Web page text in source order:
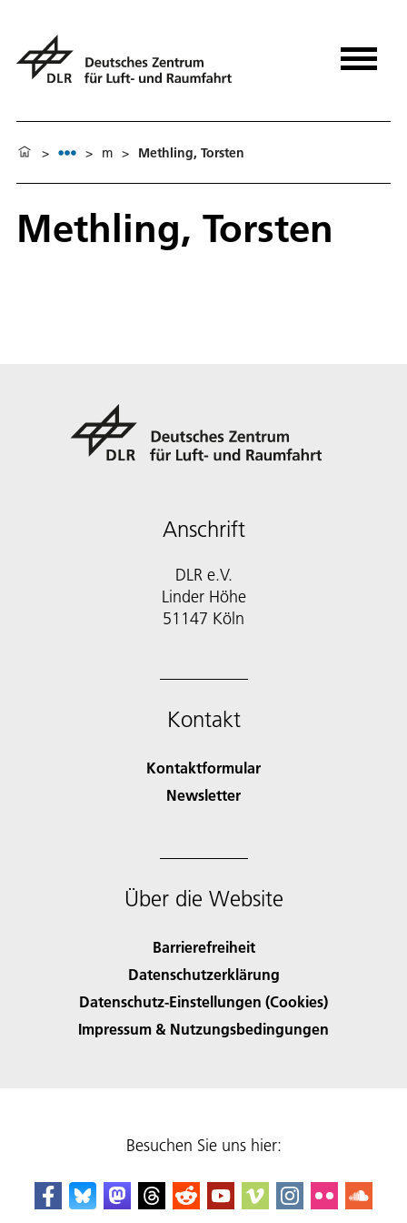
> > m > Methling, Torsten
Methling, Torsten
Anschrift
DLR e.V.
Linder Höhe
51147 Köln
Kontakt
Kontaktformular
Newsletter
Über die Website
Barrierefreiheit
Datenschutzerklärung
Datenschutz-Einstellungen (Cookies)
Impressum & Nutzungsbedingungen
Besuchen Sie uns hier: